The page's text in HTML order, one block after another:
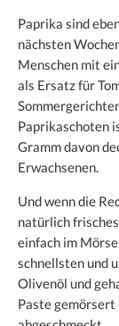
Paprika sind
nächsten
Menschen mit
als Ersatz für
Paprikaschoten
Gramm davon
Erwachsenen.
Und wenn die
natürlich
einfach im
schnellsten und
Olivenöl und
Paste gemörsert